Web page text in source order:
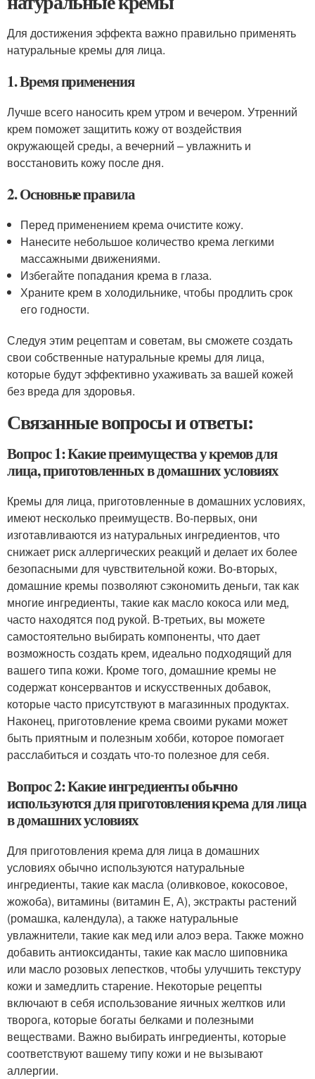
Для достижения эффекта важно правильно применять
натуральные кремы для лица.
1. Время применения
Лучше всего наносить крем утром и вечером. Утренний
крем поможет защитить кожу от воздействия
окружающей среды, а вечерний – увлажнить и
восстановить кожу после дня.
2. Основные правила
Перед применением крема очистите кожу.
Нанесите небольшое количество крема легкими
массажными движениями.
Избегайте попадания крема в глаза.
Храните крем в холодильнике, чтобы продлить срок
его годности.
Следуя этим рецептам и советам, вы сможете создать
свои собственные натуральные кремы для лица,
которые будут эффективно ухаживать за вашей кожей
без вреда для здоровья.
Связанные вопросы и ответы:
Вопрос 1: Какие преимущества у кремов для
лица, приготовленных в домашних условиях
Кремы для лица, приготовленные в домашних условиях,
имеют несколько преимуществ. Во-первых, они
изготавливаются из натуральных ингредиентов, что
снижает риск аллергических реакций и делает их более
безопасными для чувствительной кожи. Во-вторых,
домашние кремы позволяют сэкономить деньги, так как
многие ингредиенты, такие как масло кокоса или мед,
часто находятся под рукой. В-третьих, вы можете
самостоятельно выбирать компоненты, что дает
возможность создать крем, идеально подходящий для
вашего типа кожи. Кроме того, домашние кремы не
содержат консервантов и искусственных добавок,
которые часто присутствуют в магазинных продуктах.
Наконец, приготовление крема своими руками может
быть приятным и полезным хобби, которое помогает
расслабиться и создать что-то полезное для себя.
Вопрос 2: Какие ингредиенты обычно
используются для приготовления крема для лица
в домашних условиях
Для приготовления крема для лица в домашних
условиях обычно используются натуральные
ингредиенты, такие как масла (оливковое, кокосовое,
жожоба), витамины (витамин Е, А), экстракты растений
(ромашка, календула), а также натуральные
увлажнители, такие как мед или алоэ вера. Также можно
добавить антиоксиданты, такие как масло шиповника
или масло розовых лепестков, чтобы улучшить текстуру
кожи и замедлить старение. Некоторые рецепты
включают в себя использование яичных желтков или
творога, которые богаты белками и полезными
веществами. Важно выбирать ингредиенты, которые
соответствуют вашему типу кожи и не вызывают
аллергии.